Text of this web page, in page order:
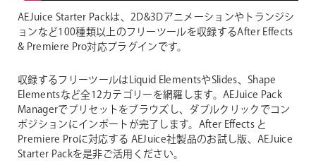
AEJuice Starter Packは、2D&3Dアニメーションやトランジシ
ョンなど100種類以上のフリーツールを収録するAfter Effects
& Premiere Pro対応プラグインです。
収録するフリーツールはLiquid ElementsやSlides、Shape
Elementsなど全12カテゴリーを網羅します。AEJuice Pack
Managerでプリセットをブラウズし、ダブルクリックでコン
ポジションにインポートが完了します。After Effects と
Premiere Proに対応する AEJuice社製品のお試し版、AEJuice
Starter Packを是非ご活用ください。